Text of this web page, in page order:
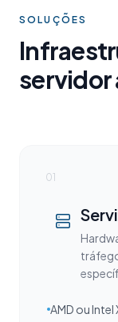
SOLUÇÕES
servidor
01
AMD ou Intel